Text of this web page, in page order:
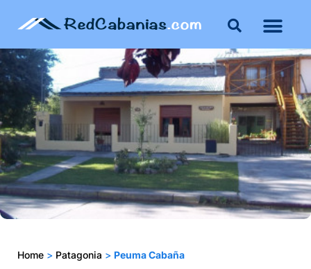
Home > Patagonia > Peuma Cabaña